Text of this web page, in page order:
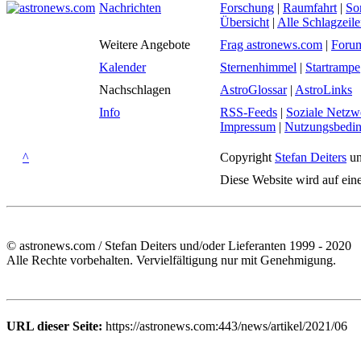
Nachrichten Forschung | Raumfahrt |
Übersicht | Alle
Weitere Angebote
Frag astronews.com |
Kalender
Sternenhimmel | Startrampe
Nachschlagen
AstroGlossar| AstroLinks
Info
RSS-Feeds | Soziale
Impressum |
^ Copyright Stefan Deiters
Diese Website wird auf
© astronews.com / Stefan Deiters und/oder Lieferanten 1999 - 2020
Alle Rechte vorbehalten. Vervielfältigung nur mit Genehmigung.
URL dieser Seite: https://astronews.com:443/news/artikel/2021/06